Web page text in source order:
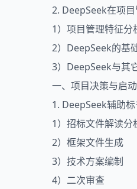
2. DeepSeek在项
1）项目管理特征分
2）DeepSeek的基
3）DeepSeek与其
一、项目决策与启动
1. DeepSeek辅助
1）招标文件解读分
2）框架文件生成
3）技术方案编制
4）二次审查